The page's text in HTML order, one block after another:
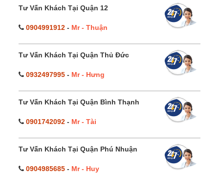
Tư Vấn Khách Tại Quận 12
0904991912 - Mr - Thuận
Tư Vấn Khách Tại Quận Thủ Đức
0932497995 - Mr - Hưng
Tư Vấn Khách Tại Quận Bình Thạnh
0901742092 - Mr - Tài
Tư Vấn Khách Tại Quận Phú Nhuận
0904985685 - Mr - Huy